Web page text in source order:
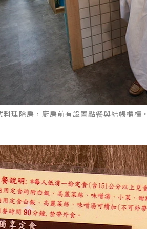
理除房，廚房前有設置點餐與結帳櫃檯。